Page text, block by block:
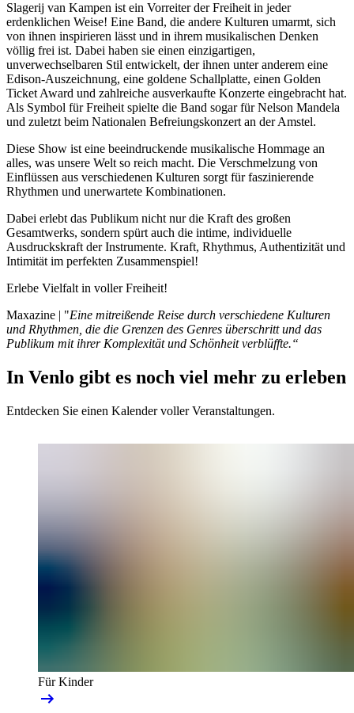
Slagerij van Kampen ist ein Vorreiter der Freiheit in jeder
erdenklichen Weise! Eine Band, die andere Kulturen umarmt, sich
von ihnen inspirieren lässt und in ihrem musikalischen Denken
völlig frei ist. Dabei haben sie einen einzigartigen,
unverwechselbaren Stil entwickelt, der ihnen unter anderem eine
Edison-Auszeichnung, eine goldene Schallplatte, einen Golden
Ticket Award und zahlreiche ausverkaufte Konzerte eingebracht hat.
Als Symbol für Freiheit spielte die Band sogar für Nelson Mandela
und zuletzt beim Nationalen Befreiungskonzert an der Amstel.
Diese Show ist eine beeindruckende musikalische Hommage an
alles, was unsere Welt so reich macht. Die Verschmelzung von
Einflüssen aus verschiedenen Kulturen sorgt für faszinierende
Rhythmen und unerwartete Kombinationen.
Dabei erlebt das Publikum nicht nur die Kraft des großen
Gesamtwerks, sondern spürt auch die intime, individuelle
Ausdruckskraft der Instrumente. Kraft, Rhythmus, Authentizität und
Intimität im perfekten Zusammenspiel!
Erlebe Vielfalt in voller Freiheit!
Maxazine | "Eine mitreißende Reise durch verschiedene Kulturen
und Rhythmen, die die Grenzen des Genres überschritt und das
Publikum mit ihrer Komplexität und Schönheit verblüffte.“
In Venlo gibt es noch viel mehr zu erleben
Entdecken Sie einen Kalender voller Veranstaltungen.
Für Kinder